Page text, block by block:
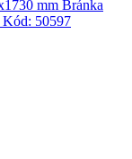
Bránka
Kód: 50597